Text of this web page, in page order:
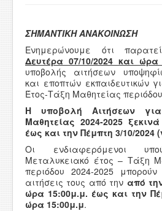
ΕΠΙΚΟΙΝΩΝΙΑ
ΠΕΡΙΟΧΗ ΜΕΛΩΝ
ΣΗΜΑΝΤΙΚΗ ΑΝΑΚΟΙΝΩΣΗ
Ενημερώνουμε ότι
Δευτέρα 07/10/2024 και ώρα
υποβολής αιτήσεων
και εποπτών εκπαιδευτικών
Έτος-Τάξη Μαθητείας
Η υποβολή Αιτήσεων
Μαθητείας 2024-2025 ξεκινά
έως και την Πέμπτη 3/10/2024
Οι ενδιαφερόμενοι
Μεταλυκειακό έτος – Τάξη
περιόδου 2024-2025
αιτήσεις τους από την από τη
ώρα 15:00μ.μ. έως και την
ώρα 15:00μ.μ.